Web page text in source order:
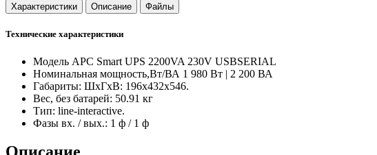
Характеристики Описание Файлы
Технические характеристики
Модель APC Smart UPS 2200VA 230V USBSERIAL
Номинальная мощность,Вт/ВА 1 980 Вт | 2 200 ВА
Габариты: ШхГхВ: 196x432x546.
Вес, без батарей: 50.91 кг
Тип: line-interactive.
Фазы вх. / вых.: 1 ф / 1 ф